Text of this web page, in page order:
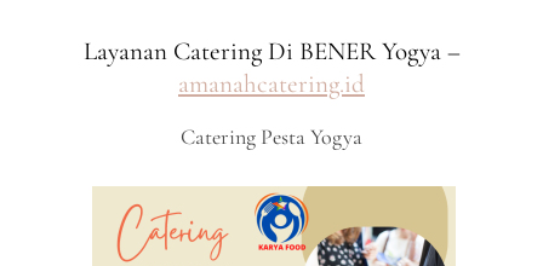
Layanan Catering Di BENER Yogya –
amanahcatering.id
Catering Pesta Yogya